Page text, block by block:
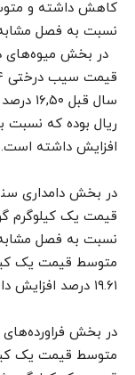
افزایش داشته است.
۱۹.۶۱ درصد افزایش داشته است.